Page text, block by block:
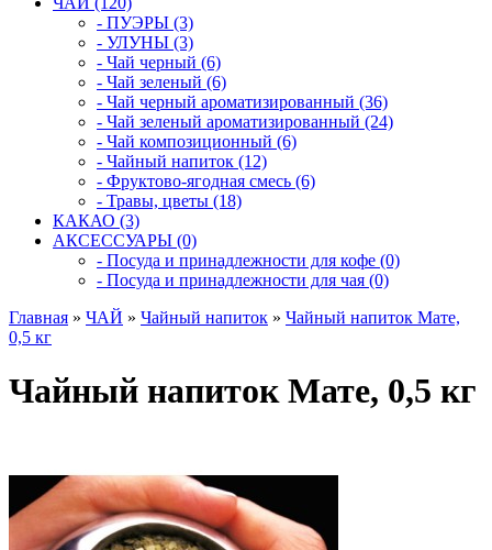
- ПУЭРЫ (3)
- УЛУНЫ (3)
- Чай черный (6)
- Чай зеленый (6)
- Чай черный ароматизированный (36)
- Чай зеленый ароматизированный (24)
- Чай композиционный (6)
- Чайный напиток (12)
- Фруктово-ягодная смесь (6)
- Травы, цветы (18)
КАКАО (3)
АКСЕССУАРЫ (0)
- Посуда и принадлежности для кофе (0)
- Посуда и принадлежности для чая (0)
Главная » ЧАЙ » Чайный напиток » Чайный напиток Мате,
0,5 кг
Чайный напиток Мате, 0,5 кг